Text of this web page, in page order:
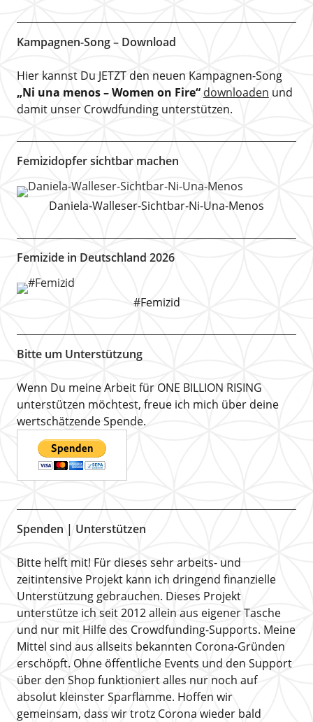
Kampagnen-Song – Download
Hier kannst Du JETZT den neuen Kampagnen-Song
„Ni una menos – Women on Fire“downloaden und
damit unser Crowdfunding unterstützen.
Femizidopfer sichtbar machen
Daniela-Walleser-Sichtbar-Ni-Una-Menos
Femizide in Deutschland 2026
#Femizid
Bitte um Unterstützung
Wenn Du meine Arbeit für ONE BILLION RISING
unterstützen möchtest, freue ich mich über deine
wertschätzende Spende.
Spenden | Unterstützen
Bitte helft mit! Für dieses sehr arbeits- und
zeitintensive Projekt kann ich dringend finanzielle
Unterstützung gebrauchen. Dieses Projekt
unterstütze ich seit 2012 allein aus eigener Tasche
und nur mit Hilfe des Crowdfunding-Supports. Meine
Mittel sind aus allseits bekannten Corona-Gründen
erschöpft. Ohne öffentliche Events und den Support
über den Shop funktioniert alles nur noch auf
absolut kleinster Sparflamme. Hoffen wir
gemeinsam, dass wir trotz Corona wieder bald